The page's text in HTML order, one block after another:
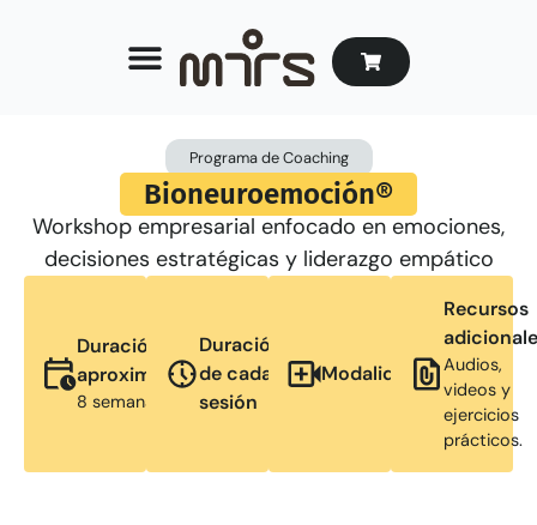
Programa deCoaching
Bioneuroemoción®
Workshop empresarial enfocado en emociones,
decisiones estratégicas y liderazgo empático
Duración
aproximada
8 semanas
Duración
de cada
sesión
Modalidad
Recursos
Audios,
videos y
ejercicios
prácticos.